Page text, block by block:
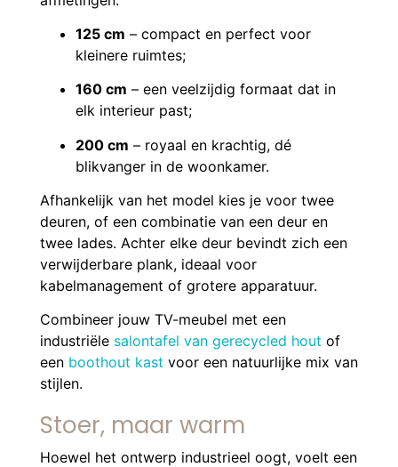
125 cm – compact en perfect voor
kleinere ruimtes;
160 cm – een veelzijdig formaat dat in
elk interieur past;
200 cm – royaal en krachtig, dé
blikvanger in de woonkamer.
Afhankelijk van het model kies je voor twee
deuren, of een combinatie van een deur en
twee lades. Achter elke deur bevindt zich een
verwijderbare plank, ideaal voor
kabelmanagement of grotere apparatuur.
Combineer jouw TV-meubel met een
industriële salontafel van gerecycled hout of
een boothout kast voor een natuurlijke mix van
stijlen.
Stoer, maar warm
Hoewel het ontwerp industrieel oogt, voelt een